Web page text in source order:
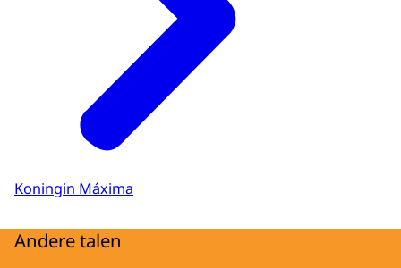
Koningin Máxima
Andere talen